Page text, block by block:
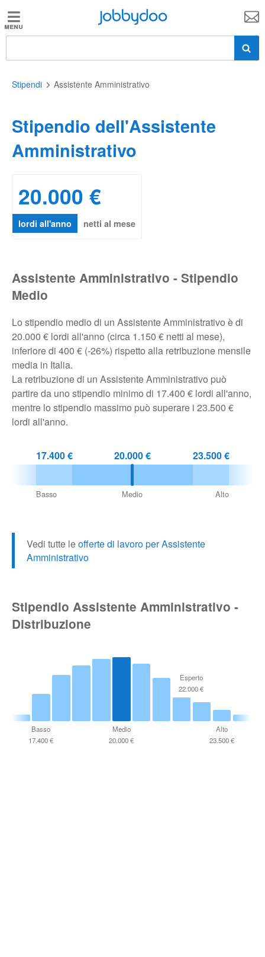
Jobbydoo
lavoro
Stipendi
Blog
Pubblica
Offerte
Area
Aziende
Jobbydoo
Stipendi Assistente Amministrativo
Stipendio dell'Assistente
Amministrativo
20.000 €
lordi all'anno netti al mese
Assistente Amministrativo - Stipendio
Medio
Lo stipendio medio di un Assistente Amministrativo è di
20.000 € lordi all'anno (circa 1.150 € netti al mese),
inferiore di 400 € (-26%) rispetto alla retribuzione mensile
media in Italia.
La retribuzione di un Assistente Amministrativo può
partire da uno stipendio minimo di 17.400 € lordi all'anno,
mentre lo stipendio massimo può superare i 23.500 €
lordi all'anno.
17.400 €
Basso
20.000 €
Medio
23.500 €
Alto
Vedi tutte leofferte di lavoro per Assistente
Amministrativo
Stipendio Assistente Amministrativo -
Distribuzione
Basso
17.400 €
Medio
20.000 €
Esperto
22.000 €
Alto
23.500 €